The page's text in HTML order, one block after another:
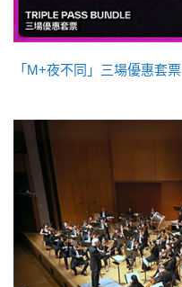
「M+夜不同」三場優惠套票